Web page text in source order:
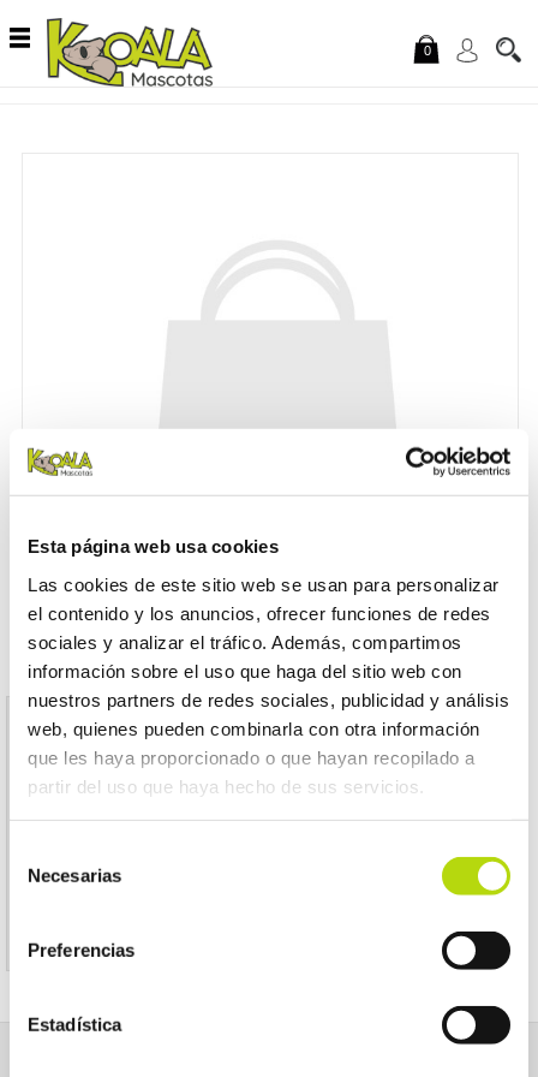
Esta página web usa cookies
Las cookies de este sitio web se usan para personalizar
el contenido y los anuncios, ofrecer funciones de redes
sociales y analizar el tráfico. Además, compartimos
información sobre el uso que haga del sitio web con
nuestros partners de redes sociales, publicidad y análisis
web, quienes pueden combinarla con otra información
que les haya proporcionado o que hayan recopilado a
partir del uso que haya hecho de sus servicios.
Necesarias
Preferencias
Estadística
Saltar al contenido
0
Aviso
El producto indicado no existe
KOALA MASCOTAS